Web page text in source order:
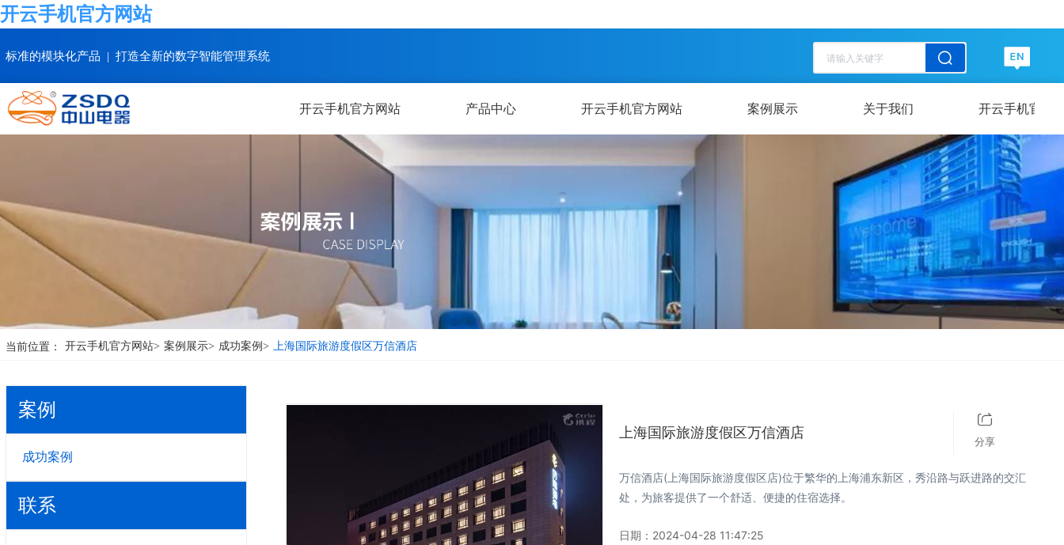
开云手机官方网站
标准的模块化产品 | 打造全新的数字智能管理系统
清空记录
历史记录
清空记录
开云手机官方网站 产品中心 开云手机官方网站 案例展示 关于我们 开云手机官方
当前位置： 开云手机官方网站> 案例展示> 成功案例> 上海国际旅游度假区万信酒店
案例
成功案例
联系
上海国际旅游度假区万信酒店
分享
万信酒店(上海国际旅游度假区店)位于繁华的上海浦东新区，秀沿路与跃进路的交汇
处，为旅客提供了一个舒适、便捷的住宿选择。
日期： 2024-04-28 11:47:25